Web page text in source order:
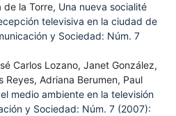
de la Torre, Una nueva socialité
televisiva en la ciudad de
y Sociedad: Núm. 7
Carlos Lozano, Janet González,
Reyes, Adriana Berumen, Paul
medio ambiente en la televisión
y Sociedad: Núm. 7 (2007):